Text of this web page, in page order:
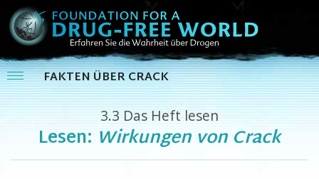
FAKTEN ÜBER CRACK
3.3 Das Heft lesen
Lesen: Wirkungen von Crack